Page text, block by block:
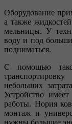
Оборудование
а также
мельницы. У
воду и под
подниматься.
С помощью
небольших
Устройство
работы. Нория
монтаж и
нужны большие